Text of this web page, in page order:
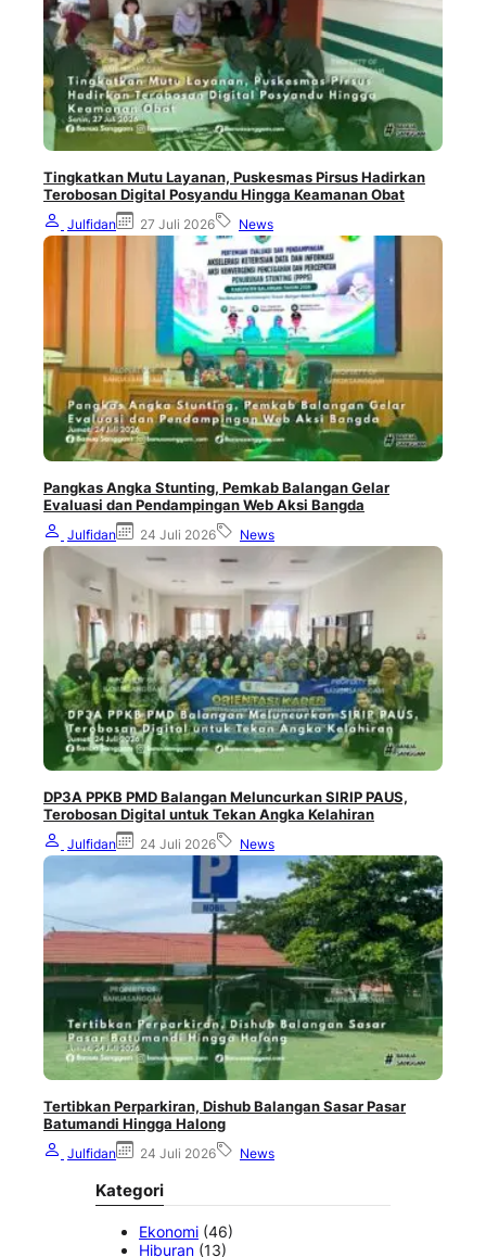
Tingkatkan Mutu Layanan, Puskesmas Pirsus Hadirkan
Terobosan Digital Posyandu Hingga Keamanan Obat
Julfidan 27 Juli 2026 News
Pangkas Angka Stunting, Pemkab Balangan Gelar
Evaluasi dan Pendampingan Web Aksi Bangda
Julfidan 24 Juli 2026 News
DP3A PPKB PMD Balangan Meluncurkan SIRIP PAUS,
Terobosan Digital untuk Tekan Angka Kelahiran
Julfidan 24 Juli 2026 News
Tertibkan Perparkiran, Dishub Balangan Sasar Pasar
Batumandi Hingga Halong
Julfidan 24 Juli 2026 News
Kategori
Ekonomi (46)
Hiburan (13)